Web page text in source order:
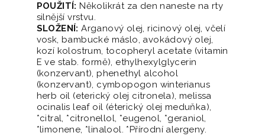
POUŽITÍ:Několikrát za den naneste na rty
silnější vrstvu.
SLOŽENÍ:Arganový olej, ricinový olej, včelí
vosk, bambucké máslo, avokádový olej,
kozí kolostrum, tocopheryl acetate (vitamin
E ve stab. formě), ethylhexylglycerin
(konzervant), phenethyl alcohol
(konzervant), cymbopogon winterianus
herb oil (eterický olej citronela), melissa
ocinalis leaf oil (éterický olej meduňka),
*citral, *citronellol, *eugenol, *geraniol,
*limonene, *linalool. *Přírodní alergeny.